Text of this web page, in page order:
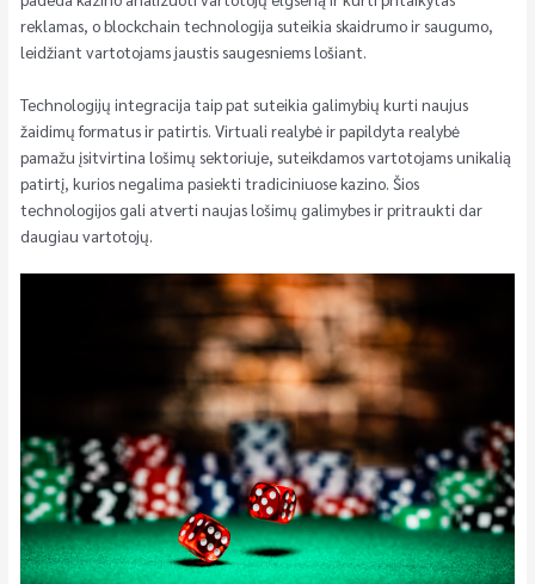
reklamas, o blockchain technologija suteikia skaidrumo ir saugumo,
leidžiant vartotojams jaustis saugesniems lošiant.
Technologijų integracija taip pat suteikia galimybių kurti naujus
žaidimų formatus ir patirtis. Virtuali realybė ir papildyta realybė
pamažu įsitvirtina lošimų sektoriuje, suteikdamos vartotojams unikalią
patirtį, kurios negalima pasiekti tradiciniuose kazino. Šios
technologijos gali atverti naujas lošimų galimybes ir pritraukti dar
daugiau vartotojų.